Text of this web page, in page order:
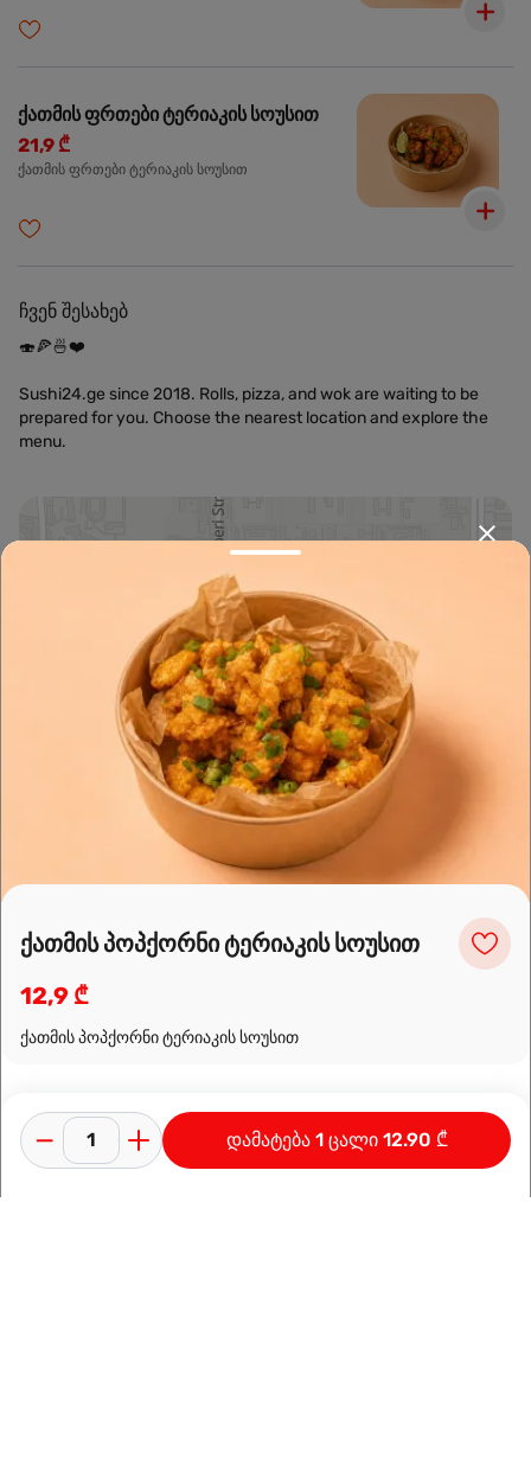
ქათმის ფრთები ტერიაკის სოუსით
21,9 ₾
ქათმის ფრთები ტერიაკის სოუსით
ჩვენ შესახებ
🍣🍕🍜❤️
Sushi24.ge since 2018. Rolls, pizza, and wok are waiting to be
prepared for you. Choose the nearest location and explore the
menu.
Leaflet OpenFreeMap©OpenMapTilesData from
მარშრუტის დაგეგმვა
ქათმის პოპქორნი ტერიაკის სოუსით
12,9 ₾
ქათმის პოპქორნი ტერიაკის სოუსით
დამატება 1 ცალი 12.90 ₾